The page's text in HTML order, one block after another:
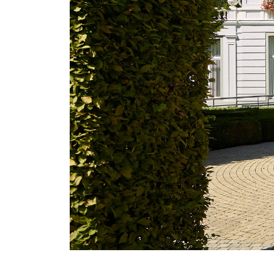
De volledige URL van deze pagina is:
https://www.lbwielsbeke.be/nl/media/in-beeld/
Scan onze
Website: